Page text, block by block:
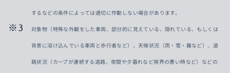
するなどの条件によっては適切に作動しない場合があります。
対象物（特殊な外観をした車両、部分的に見えている、隠れている、もしくは
背景に溶け込んでいる車両と歩行者など）、天候状況（雨・雪・霧など）、道
路状況（カーブが連続する道路、夜間や夕暮れなど視界の悪い時など）などの